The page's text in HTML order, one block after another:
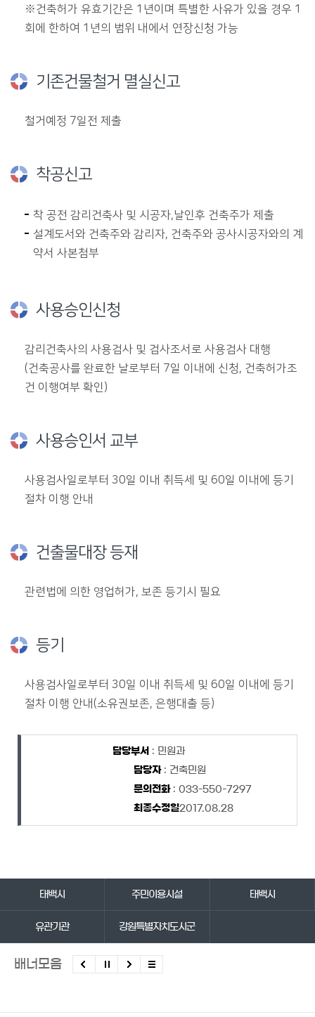
※건축허가 유효기간은 1년이며 특별한 사유가 있을 경우 1
회에 한하여 1년의 범위 내에서 연장신청 가능
기존건물철거 멸실신고
철거예정 7일전 제출
착공신고
착 공전 감리건축사 및 시공자,날인후 건축주가 제출
설계도서와 건축주와 감리자, 건축주와 공사시공자와의 계
약서 사본첨부
사용승인신청
감리건축사의 사용검사 및 검사조서로 사용검사 대행
(건축공사를 완료한 날로부터 7일 이내에 신청, 건축허가조
건 이행여부 확인)
사용승인서 교부
사용검사일로부터 30일 이내 취득세 및 60일 이내에 등기
절차 이행 안내
건출물대장 등재
관련법에 의한 영업허가, 보존 등기시 필요
등기
사용검사일로부터 30일 이내 취득세 및 60일 이내에 등기
절차 이행 안내(소유권보존, 은행대출 등)
담당자 정보
담당부서 : 민원과
담당자: 건축민원
문의전화: 033-550-7297
최종수정일2017.08.28
태백시 주민이용시설 태백시
유관기관 강원특별자치도시군
배너모음